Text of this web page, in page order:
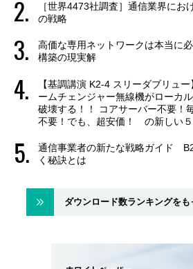
［世界4473社調査］通信業界にお
の戦略
高価な専用ネットワークは本当に
構築の現実解
【基調講演 K2-4 スリーダブリュ
ームチェンジャー無線機がローカ
破壊する！！ コアサーバー不要！
不要！でも、超安価！ の新しい
通信事業者の新たな戦略ガイド
く秘訣とは
ダウンロード数ランキングをも